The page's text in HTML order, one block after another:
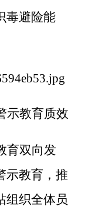
毒避险能
示教育质效
育双向发
示教育，推
组织全体员